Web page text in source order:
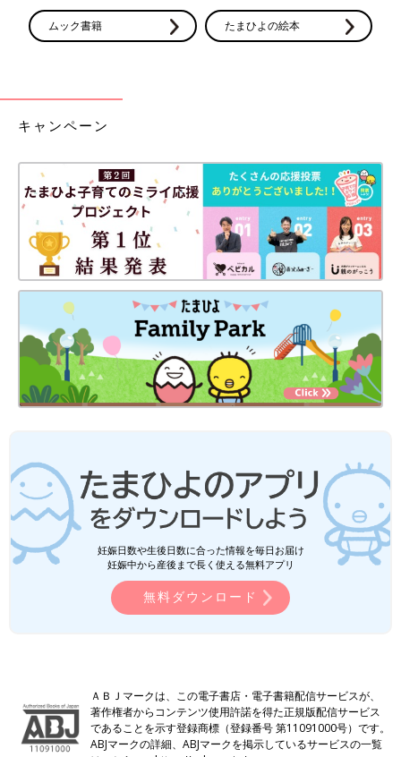
ムック書籍 たまひよの絵本
キャンペーン
妊娠日数や生後日数に合った情報を毎日お届け
妊娠中から産後まで長く使える無料アプリ
無料ダウンロード
ＡＢＪマークは、この電子書店・電子書籍配信サービスが、
著作権者からコンテンツ使用許諾を得た正規版配信サービス
であることを示す登録商標（登録番号 第11091000号）です。
ABJマークの詳細、ABJマークを掲示しているサービスの一覧